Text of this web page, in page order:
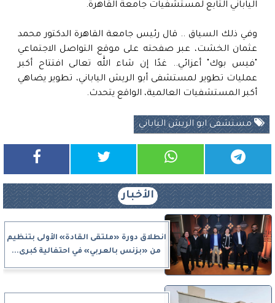
الياباني التابع لمستشفيات جامعة القاهرة.
وفي ذلك السياق .. قال رئيس جامعة القاهرة الدكتور محمد
عثمان الخشت، عبر صفحته على موقع التواصل الاجتماعي
"فيس بوك" أعزائي.. غدًا إن شاء الله تعالى افتتاح أكبر
عمليات تطوير لمستشفى أبو الريش الياباني، تطوير يضاهي
أكبر المستشفيات العالمية، الواقع يتحدث.
مستشفى ابو الريش الياباني
الأخبار
انطلاق دورة «ملتقى القادة» الأولى بتنظيم
من «بزنس بالعربي» في احتفالية كبرى...